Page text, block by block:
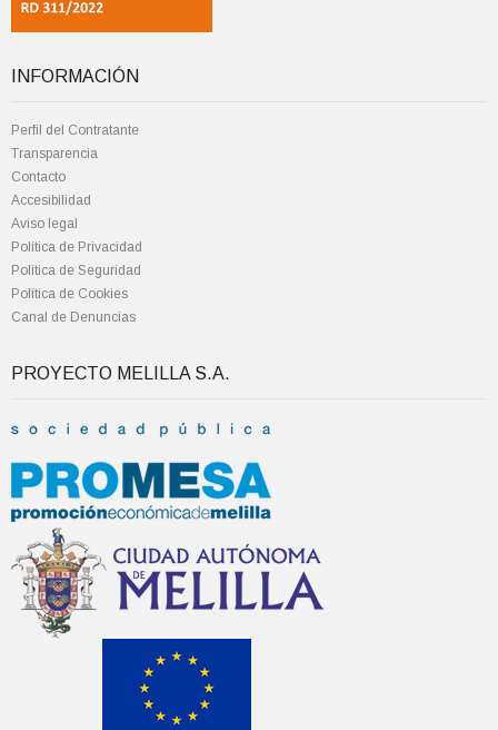
INFORMACIÓN
Perfil del Contratante
Transparencia
Contacto
Accesibilidad
Aviso legal
Política de Privacidad
Política de Seguridad
Política de Cookies
Canal de Denuncias
PROYECTO MELILLA S.A.